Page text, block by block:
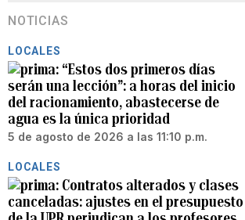
NOTICIAS
LOCALES
“Estos dos primeros días
serán una lección”: a horas del inicio
del racionamiento, abastecerse de
agua es la única prioridad
5 de agosto de 2026 a las 11:10 p.m.
LOCALES
Contratos alterados y clases
canceladas: ajustes en el presupuesto